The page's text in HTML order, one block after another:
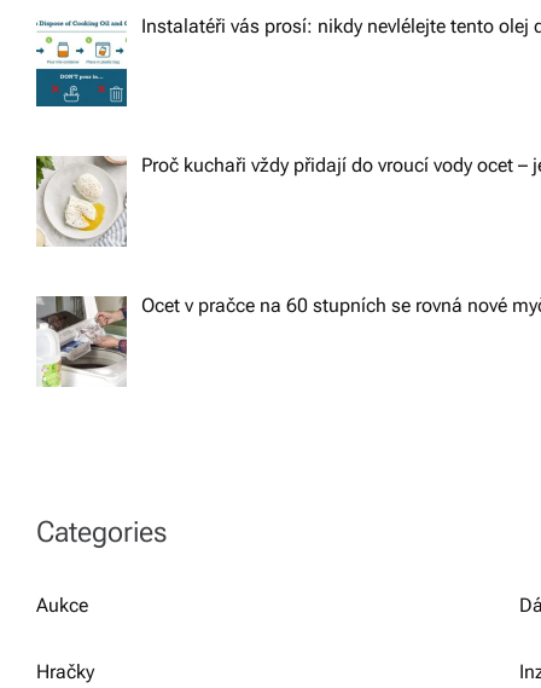
Instalatéři vás prosí: nikdy nevlélejte tento olej
Proč kuchaři vždy přidají do vroucí vody ocet –
Ocet v pračce na 60 stupních se rovná nové
Categories
Aukce
Hračky